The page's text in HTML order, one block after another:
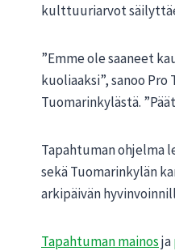
kulttuuriarvot
”Emme ole saaneet
kuoliaaksi”, sanoo
Tuomarinkylästä.
Tapahtuman ohjelma
sekä Tuomarinkylän
arkipäivän
Tapahtuman mainosja